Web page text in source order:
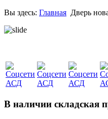
Вы здесь: Главная Дверь
В наличии складская